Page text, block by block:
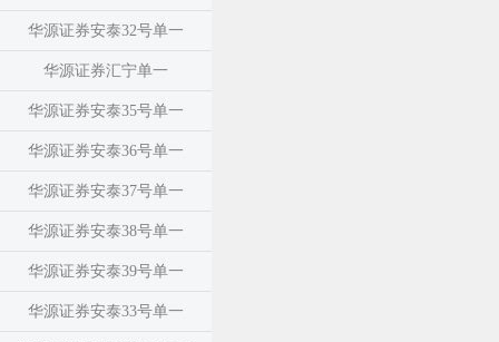
华源证券安泰32号单一
华源证券汇宁单一
华源证券安泰35号单一
华源证券安泰36号单一
华源证券安泰37号单一
华源证券安泰38号单一
华源证券安泰39号单一
华源证券安泰33号单一